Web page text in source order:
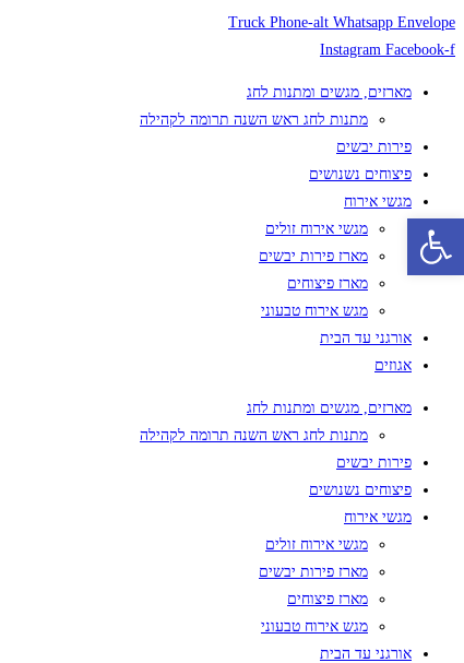
Skip
to
Truck Phone-alt Whatsapp Envelope
Instagram Facebook-f
מארזים, מגשים ומתנות לחג
מתנות לחג ראש השנה תרומה לקהילה
פירות יבשים
פיצוחים נשנושים
מגשי אירוח
מגשי אירוח זולים
מארז פירות יבשים
מארז פיצוחים
מגש אירוח טבעוני
אורגני עד הבית
אגוזים
מארזים, מגשים ומתנות לחג
מתנות לחג ראש השנה תרומה לקהילה
פירות יבשים
פיצוחים נשנושים
מגשי אירוח
מגשי אירוח זולים
מארז פירות יבשים
מארז פיצוחים
מגש אירוח טבעוני
אורגני עד הבית
פתח סרגל נגישות